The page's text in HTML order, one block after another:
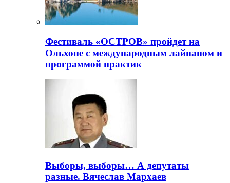
Фестиваль «ОСТРОВ» пройдет на
Ольхоне с международным лайнапом и
программой практик
Выборы, выборы… А депутаты
разные. Вячеслав Мархаев